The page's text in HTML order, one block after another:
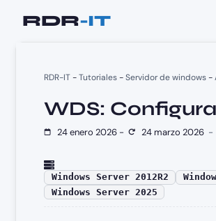
RDR-IT-Tutoriales-Servidor de windows-
WDS:
24 enero 2026 - 24 marzo 2026 -
Windows Server 2012R2
Windows Server 2025